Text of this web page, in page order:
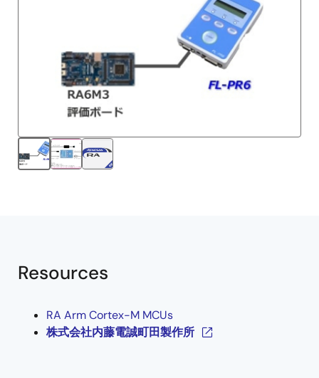
Resources
RA Arm Cortex-M MCUs
株式会社内藤電誠町田製作所